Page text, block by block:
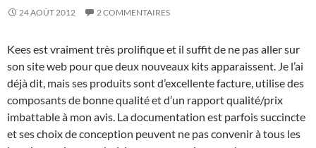
24 AOÛT 2012 2 COMMENTAIRES
Kees est vraiment très prolifique et il suffit de ne pas aller sur
son site web pour que deux nouveaux kits apparaissent. Je l’ai
déjà dit, mais ses produits sont d’excellente facture, utilise des
composants de bonne qualité et d’un rapport qualité/prix
imbattable à mon avis. La documentation est parfois succincte
et ses choix de conception peuvent ne pas convenir à tous les